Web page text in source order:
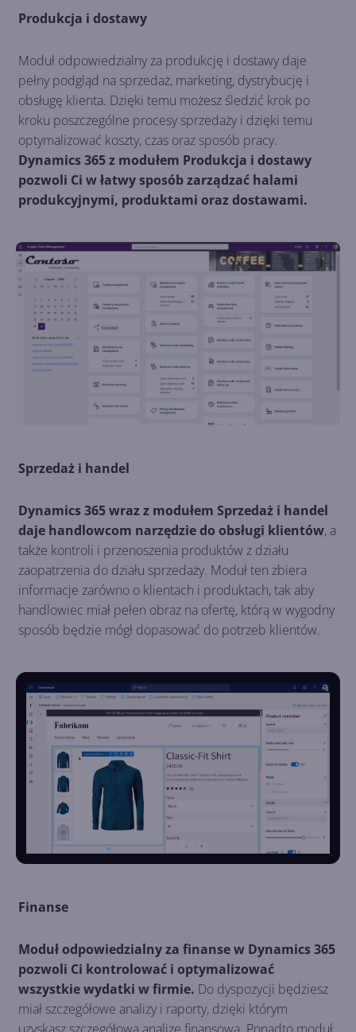
Produkcja i dostawy
Moduł odpowiedzialny za produkcję i dostawy daje
pełny podgląd na sprzedaż, marketing, dystrybucję i
obsługę klienta. Dzięki temu możesz śledzić krok po
kroku poszczególne procesy sprzedaży i dzięki temu
optymalizować koszty, czas oraz sposób pracy.
Dynamics 365 z modułem Produkcja i dostawy
pozwoli Ci w łatwy sposób zarządzać halami
produkcyjnymi, produktami oraz dostawami.
Sprzedaż i handel
Dynamics 365 wraz z modułem Sprzedaż i handel
daje handlowcom narzędzie do obsługi klientów, a
także kontroli i przenoszenia produktów z działu
zaopatrzenia do działu sprzedaży. Moduł ten zbiera
informacje zarówno o klientach i produktach, tak aby
handlowiec miał pełen obraz na ofertę, którą w wygodny
sposób będzie mógł dopasować do potrzeb klientów.
Finanse
Moduł odpowiedzialny za finanse w Dynamics 365
pozwoli Ci kontrolować i optymalizować
wszystkie wydatki w firmie. Do dyspozycji będziesz
miał szczegółowe analizy i raporty, dzięki którym